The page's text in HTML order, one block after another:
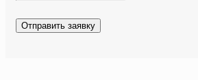
characters